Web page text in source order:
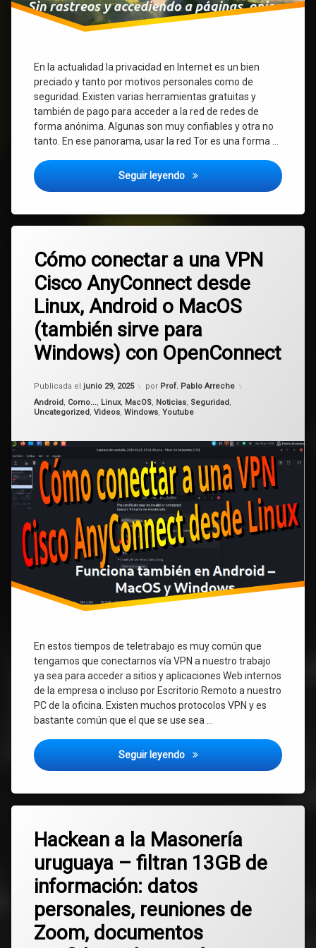
En la actualidad la privacidad en Internet es un bien
preciado y tanto por motivos personales como de
seguridad. Existen varias herramientas gratuitas y
también de pago para acceder a la red de redes de
forma anónima. Algunas son muy confiables y otra no
tanto. En ese panorama, usar la red Tor es una forma …
Seguir leyendo Como navegar de forma
Cómo conectar a una VPN
Cisco AnyConnect desde
Linux, Android o MacOS
(también sirve para
Windows) con OpenConnect
Publicada el junio 29, 2025
Actualizado el enero 28, 2026
por Prof. Pablo Arreche
Categorías:
Android, Como..., Linux, MacOS, Noticias, Seguridad,
Uncategorized, Videos, Windows, Youtube
En estos tiempos de teletrabajo es muy común que
tengamos que conectarnos vía VPN a nuestro trabajo
ya sea para acceder a sitios y aplicaciones Web internos
de la empresa o incluso por Escritorio Remoto a nuestro
PC de la oficina. Existen muchos protocolos VPN y es
bastante común que el que se use sea …
Seguir leyendo Cómo conectar a una VPN
Cisco
Cisco
AnyConnect
Linux
VPN
comentarios
en
Cómo
conectar
una
VPN
Cisco
AnyConnect
o
MacOS
sirve
para
Windows)
con
OpenConnect
Hackean a la Masonería
uruguaya – filtran 13GB de
información: datos
personales, reuniones de
Zoom, documentos
ciberseguridad
Masonería
MIEM
Uruguay
un
comentario
en
Hackean
a
la
Masonería
uruguaya
–